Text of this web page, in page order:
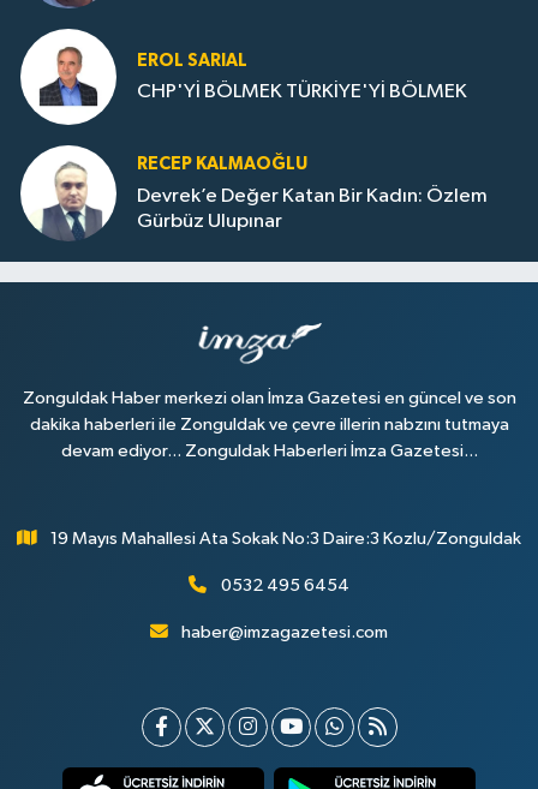
EROL SARIAL
CHP'Yİ BÖLMEK TÜRKİYE'Yİ BÖLMEK
RECEP KALMAOĞLU
Devrek’e Değer Katan Bir Kadın: Özlem
Gürbüz Ulupınar
Zonguldak Haber merkezi olan İmza Gazetesi en güncel ve son
dakika haberleri ile Zonguldak ve çevre illerin nabzını tutmaya
devam ediyor... Zonguldak Haberleri İmza Gazetesi...
19 Mayıs Mahallesi Ata Sokak No:3 Daire:3 Kozlu/Zonguldak
0532 495 6454
haber@imzagazetesi.com